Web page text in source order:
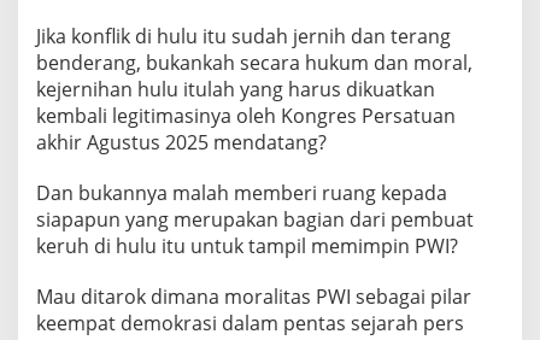
Jika konflik di hulu itu sudah jernih dan terang
benderang, bukankah secara hukum dan moral,
kejernihan hulu itulah yang harus dikuatkan
kembali legitimasinya oleh Kongres Persatuan
akhir Agustus 2025 mendatang?
Dan bukannya malah memberi ruang kepada
siapapun yang merupakan bagian dari pembuat
keruh di hulu itu untuk tampil memimpin PWI?
Mau ditarok dimana moralitas PWI sebagai pilar
keempat demokrasi dalam pentas sejarah pers